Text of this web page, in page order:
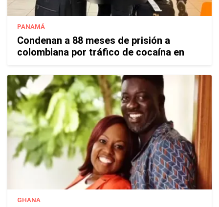
PANAMÁ
Condenan a 88 meses de prisión a
colombiana por tráfico de cocaína en
GHANA